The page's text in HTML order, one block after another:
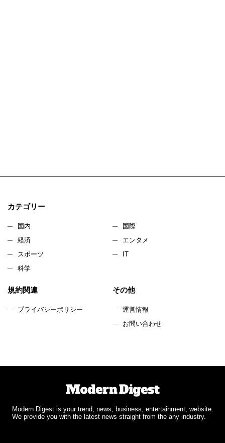
カテゴリー
国内
国際
経済
エンタメ
スポーツ
IT
科学
規約関連
プライバシーポリシー
その他
運営情報
お問い合わせ
Modern Digest is your trend, news, business, entertainment, website.
We provide you with the latest news straight from the any industry.